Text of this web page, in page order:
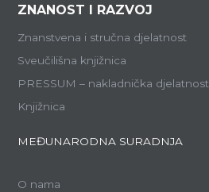
ZNANOST I RAZVOJ
Znanstvena i stručna djelatnost
Sveučilišna knjižnica
PRESSUM – nakladnička djelatnost
Knjižnica
MEĐUNARODNA SURADNJA
O nama